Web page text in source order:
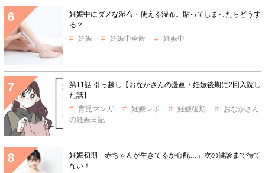
妊娠中にダメな湿布・使える湿布。貼ってしまったらどうす
る？
妊娠
妊娠中全般 妊娠中
第11話 引っ越し【おなかさんの漫画・妊娠後期に2回入院し
た話】
育児マンガ
妊娠レポ 妊娠後期
おなかさん
の妊娠日記
妊娠初期「赤ちゃんが生きてるか心配…」次の健診まで待て
ない！